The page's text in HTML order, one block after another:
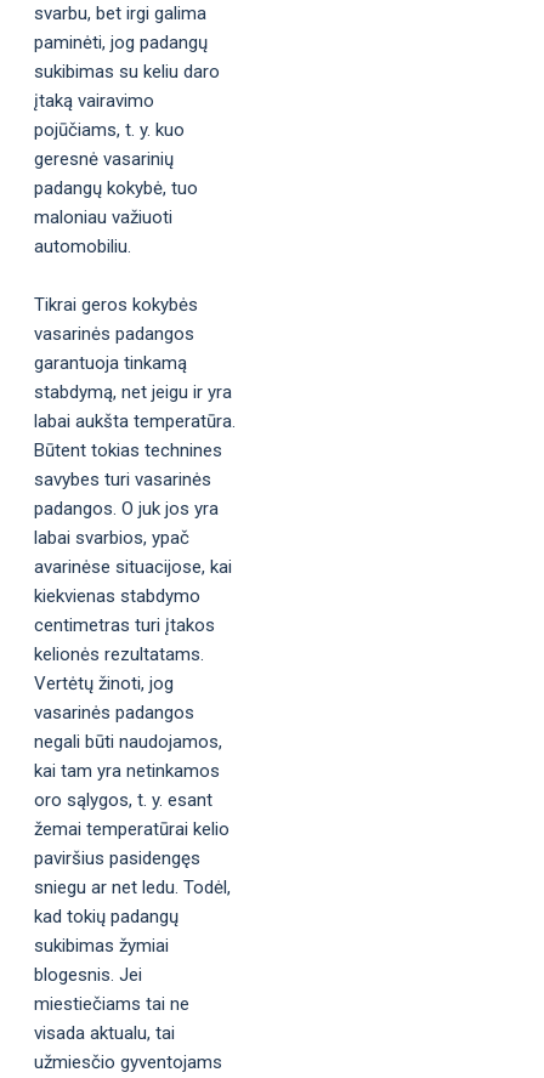
svarbu, bet irgi galima
paminėti, jog padangų
sukibimas su keliu daro
įtaką vairavimo
pojūčiams, t. y. kuo
geresnė vasarinių
padangų kokybė, tuo
maloniau važiuoti
automobiliu.
Tikrai geros kokybės
vasarinės padangos
garantuoja tinkamą
stabdymą, net jeigu ir yra
labai aukšta temperatūra.
Būtent tokias technines
savybes turi vasarinės
padangos. O juk jos yra
labai svarbios, ypač
avarinėse situacijose, kai
kiekvienas stabdymo
centimetras turi įtakos
kelionės rezultatams.
Vertėtų žinoti, jog
vasarinės padangos
negali būti naudojamos,
kai tam yra netinkamos
oro sąlygos, t. y. esant
žemai temperatūrai kelio
paviršius pasidengęs
sniegu ar net ledu. Todėl,
kad tokių padangų
sukibimas žymiai
blogesnis. Jei
miestiečiams tai ne
visada aktualu, tai
užmiesčio gyventojams